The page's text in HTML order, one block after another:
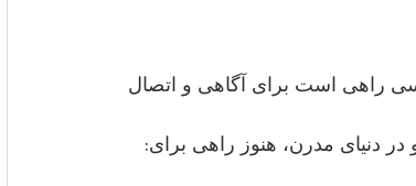
جنسی راهی است برای آگاهی و اتصال